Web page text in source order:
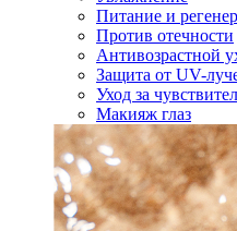
Питание и
Против отечности
Антивозрастной
Защита от UV-
Уход за
Макияж глаз